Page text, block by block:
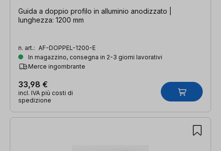
Guida a doppio profilo in alluminio anodizzato |
lunghezza: 1200 mm
n. art.: AF-DOPPEL-1200-E
In magazzino, consegna in 2-3 giorni lavorativi
Merce ingombrante
33,98 €
incl. IVA più costi di
spedizione